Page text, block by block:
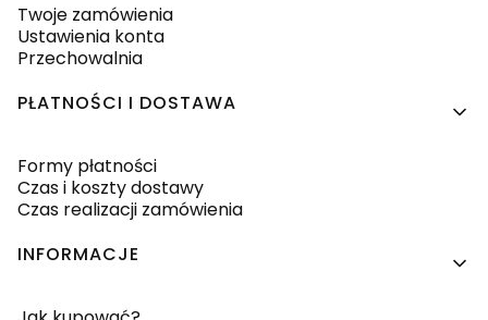
Twoje zamówienia
Ustawienia konta
Przechowalnia
PŁATNOŚCI I DOSTAWA
Formy płatności
Czas i koszty dostawy
Czas realizacji zamówienia
INFORMACJE